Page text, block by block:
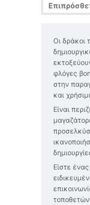
Οι δράκοι
φλόγες
στην
και
Είναι
Είστε